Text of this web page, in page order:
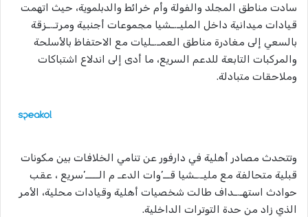
سادت مناطق المجلد والفولة وأم خرائط والدبلموية، حيث اتهمت
قيادات ميدانية داخل المليـ.ـشيا مجموعات أجنبية ومرتـ.ـزقة
بالسعي إلى مغادرة مناطق العمـ.ـليات مع الاحتفاظ بالأسلحة
والمركبات التابعة للدعم السريع، ما أدى إلى اندلاع اشتباكات
وملاحقات متبادلة.
وتتحدث مصادر أهلية في دارفور عن تنامي الخلافات بين مكونات
قبلية متحالفة مع مليـ.ـشيا قــ’وات الدعـ م الــــ’سريع ، عقب
حوادث استهـ.ـداف طالت شخصيات أهلية وقيادات محلية، الأمر
الذي زاد من حدة التوترات الداخلية.